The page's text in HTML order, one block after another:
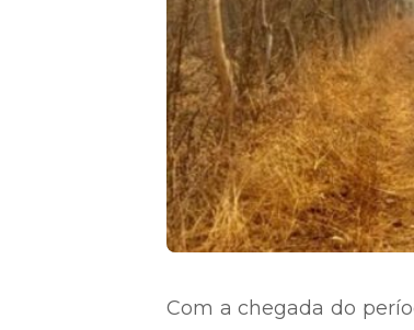
Com a chegada do